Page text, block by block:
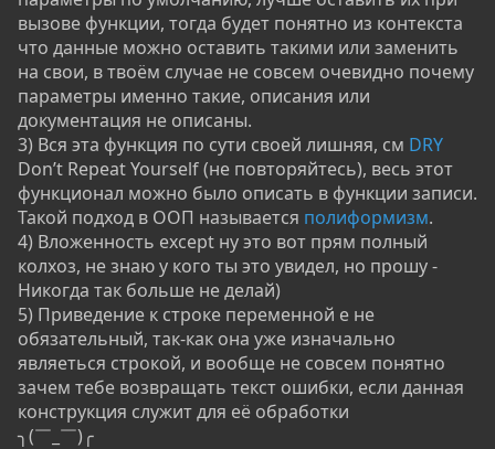
вызове функции, тогда будет понятно из контекста
что данные можно оставить такими или заменить
на свои, в твоём случае не совсем очевидно почему
параметры именно такие, описания или
документация не описаны.
3) Вся эта функция по сути своей лишняя, см DRY
Don’t Repeat Yourself (не повторяйтесь), весь этот
функционал можно было описать в функции записи.
Такой подход в ООП называется полиформизм.
4) Вложенность except ну это вот прям полный
колхоз, не знаю у кого ты это увидел, но прошу -
Никогда так больше не делай)
5) Приведение к строке переменной e не
обязательный, так-как она уже изначально
являеться строкой, и вообще не совсем понятно
зачем тебе возвращать текст ошибки, если данная
конструкция служит для её обработки
╮(￣_￣)╭